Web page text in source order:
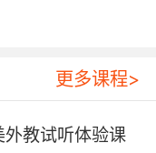
更多课程>
教试听体验课